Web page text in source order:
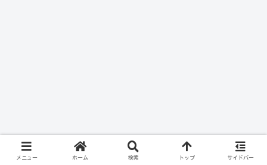
メニュー ホーム 検索 トップ サイドバー